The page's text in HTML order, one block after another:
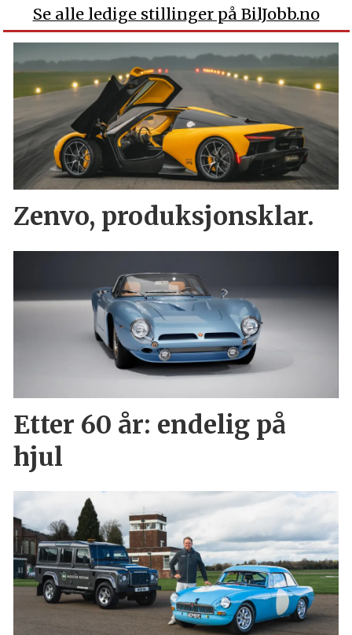
Se alle ledige stillinger på BilJobb.no
Zenvo, produksjonsklar.
Etter 60 år: endelig på
hjul